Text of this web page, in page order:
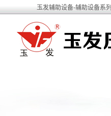
玉发辅助设备-辅助设备系列